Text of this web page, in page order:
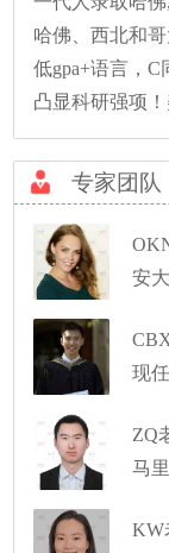
哈佛、西北和
低gpa+语言，
专家团队
安
现
ZQ
马
KW